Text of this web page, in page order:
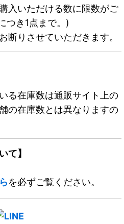
入いただける数に限数がご
つき1点まで。)
断りさせていただきます。
る在庫数は通販サイト上の
の在庫数とは異なりますの
て】
を必ずご覧ください。